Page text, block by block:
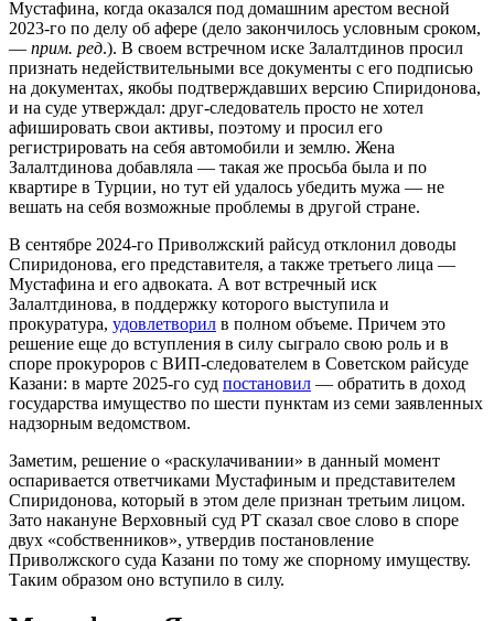
Мустафина, когда оказался под домашним арестом весной
2023-го по делу об афере (дело закончилось условным сроком,
— прим. ред.). В своем встречном иске Залалтдинов просил
признать недействительными все документы с его подписью
на документах, якобы подтверждавших версию Спиридонова,
и на суде утверждал: друг-следователь просто не хотел
афишировать свои активы, поэтому и просил его
регистрировать на себя автомобили и землю. Жена
Залалтдинова добавляла — такая же просьба была и по
квартире в Турции, но тут ей удалось убедить мужа — не
вешать на себя возможные проблемы в другой стране.
В сентябре 2024-го Приволжский райсуд отклонил доводы
Спиридонова, его представителя, а также третьего лица —
Мустафина и его адвоката. А вот встречный иск
Залалтдинова, в поддержку которого выступила и
прокуратура, удовлетворил в полном объеме. Причем это
решение еще до вступления в силу сыграло свою роль и в
споре прокуроров с ВИП-следователем в Советском райсуде
Казани: в марте 2025-го суд постановил — обратить в доход
государства имущество по шести пунктам из семи заявленных
надзорным ведомством.
Заметим, решение о «раскулачивании» в данный момент
оспаривается ответчиками Мустафиным и представителем
Спиридонова, который в этом деле признан третьим лицом.
Зато накануне Верховный суд РТ сказал свое слово в споре
двух «собственников», утвердив постановление
Приволжского суда Казани по тому же спорному имуществу.
Таким образом оно вступило в силу.